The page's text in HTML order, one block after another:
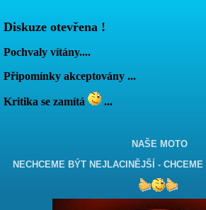
Diskuze otevřena !
Pochvaly vítány....
Připomínky akceptovány ...
Kritika se zamítá ...
NAŠE MOTO
NECHCEME BÝT NEJLACINĚJŠÍ -